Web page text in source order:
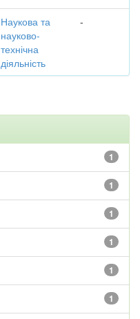
Наукова та
науково-
технічна
діяльність
-
1
1
1
1
1
1